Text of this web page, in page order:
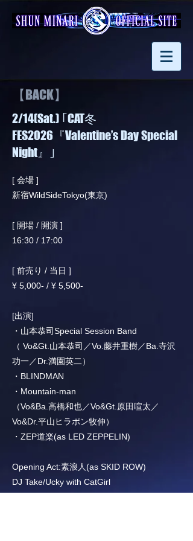
【BACK】
2/14(Sat.) ｢CAT冬
FES2026『Valentine’s Day Special
Night』｣
[ 会場 ]
新宿WildSideTokyo(東京)
[ 開場 / 開演 ]
16:30 / 17:00
[ 前売り / 当日 ]
¥ 5,000- / ¥ 5,500-
[出演]
・山本恭司Special Session Band
（ Vo&Gt.山本恭司／Vo.藤井重樹／Ba.寺沢
功一／Dr.満園英二）
・BLINDMAN
・Mountain-man
（Vo&Ba.高橋和也／Vo&Gt.原田喧太／
Vo&Dr.平山ヒラポン牧伸）
・ZEP道楽(as LED ZEPPELIN)
Opening Act:素浪人(as SKID ROW)
DJ Take/Ucky with CatGirl